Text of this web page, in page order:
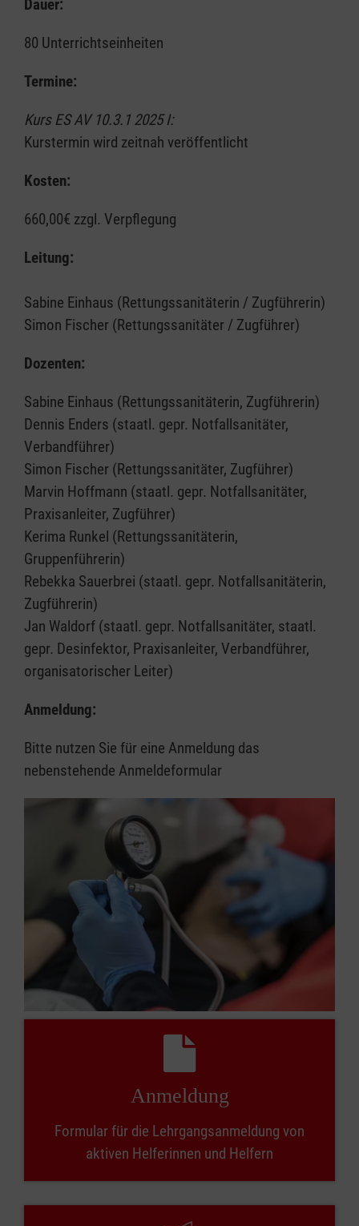
Dauer:
80 Unterrichtseinheiten
Termine:
Kurs ES AV 10.3.1 2025 I:
Kurstermin wird zeitnah veröffentlicht
Kosten:
660,00€ zzgl. Verpflegung
Leitung:
Sabine Einhaus (Rettungssanitäterin / Zugführerin)
Simon Fischer (Rettungssanitäter / Zugführer)
Dozenten:
Sabine Einhaus (Rettungssanitäterin, Zugführerin)
Dennis Enders (staatl. gepr. Notfallsanitäter,
Verbandführer)
Simon Fischer (Rettungssanitäter, Zugführer)
Marvin Hoffmann (staatl. gepr. Notfallsanitäter,
Praxisanleiter, Zugführer)
Kerima Runkel (Rettungssanitäterin,
Gruppenführerin)
Rebekka Sauerbrei (staatl. gepr. Notfallsanitäterin,
Zugführerin)
Jan Waldorf (staatl. gepr. Notfallsanitäter, staatl.
gepr. Desinfektor, Praxisanleiter, Verbandführer,
organisatorischer Leiter)
Anmeldung:
Bitte nutzen Sie für eine Anmeldung das
nebenstehende Anmeldeformular
Anmeldung
Formular für die Lehrgangsanmeldung von
aktiven Helferinnen und Helfern